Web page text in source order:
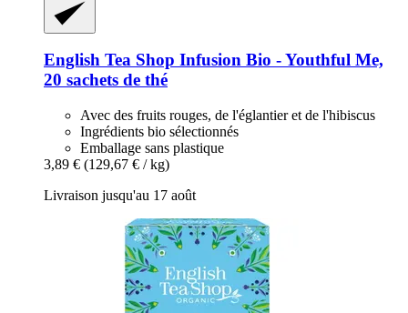
English Tea Shop Infusion Bio -​ Youthful Me,
20 sachets de thé
Avec des fruits rouges, de l'églantier et de l'hibiscus
Ingrédients bio sélectionnés
Emballage sans plastique
3,89 € (129,67 € / kg)
Livraison jusqu'au 17 août